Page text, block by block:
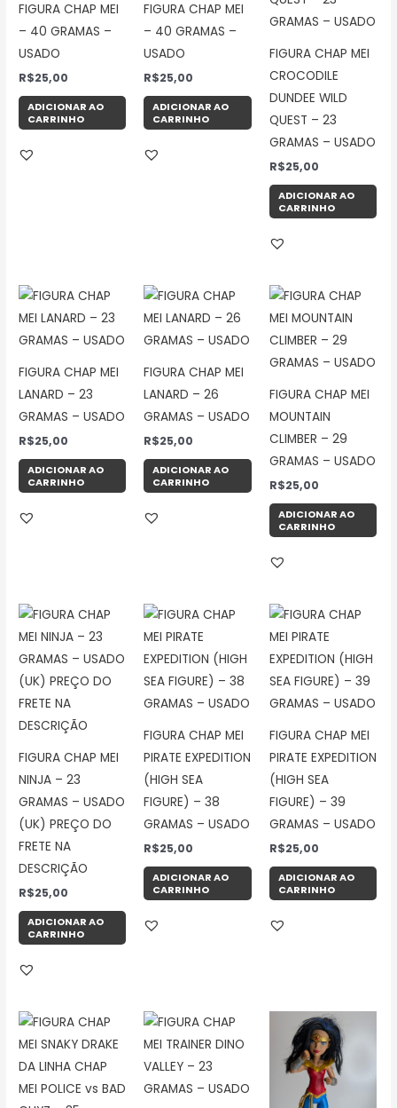
FIGURA CHAP MEI
– 40 GRAMAS –
USADO
R$25,00
ADICIONAR AO
CARRINHO
FIGURA CHAP MEI
– 40 GRAMAS –
USADO
R$25,00
ADICIONAR AO
CARRINHO
FIGURA CHAP MEI
CROCODILE
DUNDEE WILD
QUEST – 23
GRAMAS – USADO
R$25,00
ADICIONAR AO
CARRINHO
FIGURA CHAP MEI
LANARD – 23
GRAMAS – USADO
R$25,00
ADICIONAR AO
CARRINHO
FIGURA CHAP MEI
LANARD – 26
GRAMAS – USADO
R$25,00
ADICIONAR AO
CARRINHO
FIGURA CHAP MEI
MOUNTAIN
CLIMBER – 29
GRAMAS – USADO
R$25,00
ADICIONAR AO
CARRINHO
FIGURA CHAP MEI
NINJA – 23
GRAMAS – USADO
(UK) PREÇO DO
FRETE NA
DESCRIÇÃO
R$25,00
ADICIONAR AO
CARRINHO
FIGURA CHAP MEI
PIRATE EXPEDITION
(HIGH SEA
FIGURE) – 38
GRAMAS – USADO
R$25,00
ADICIONAR AO
CARRINHO
FIGURA CHAP MEI
PIRATE EXPEDITION
(HIGH SEA
FIGURE) – 39
GRAMAS – USADO
R$25,00
ADICIONAR AO
CARRINHO